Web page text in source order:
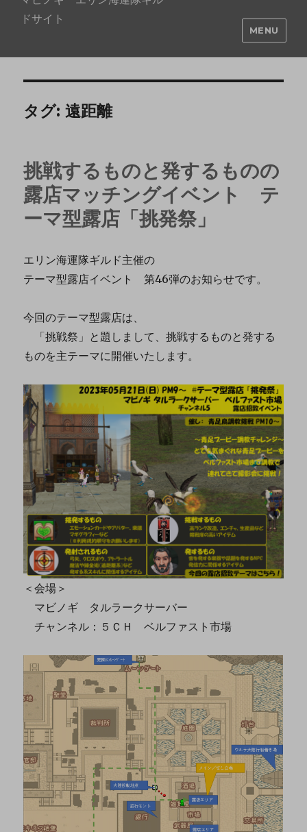
ドサイト
MENU
タグ:遠距離
挑戦するものと発するものの
露店マッチングイベント テ
ーマ型露店「挑発祭」
エリン海運隊ギルド主催の
テーマ型露店イベント 第46弾のお知らせです。
今回のテーマ型露店は、
「挑戦祭」と題しまして、挑戦するものと発する
ものを主テーマに開催いたします。
＜会場＞
マビノギ タルラークサーバー
チャンネル：５ＣＨ ベルファスト市場